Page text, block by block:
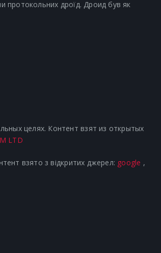
протокольних дроїд. Дроид був як
целях. Контент взят из открытых
LTD
взято з відкритих джерел: google ,